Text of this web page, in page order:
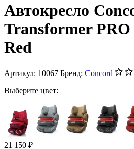
Автокресло
Transformer PRO
Red
Артикул: 10067 Бренд: Concord
Выберите цвет:
21 150 ₽